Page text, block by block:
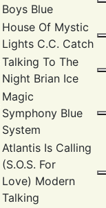
Boys Blue
House Of Mystic
Lights C.C. Catch
Talking To The
Night Brian Ice
Magic
Symphony Blue
System
Atlantis Is Calling
(S.O.S. For
Love) Modern
Talking